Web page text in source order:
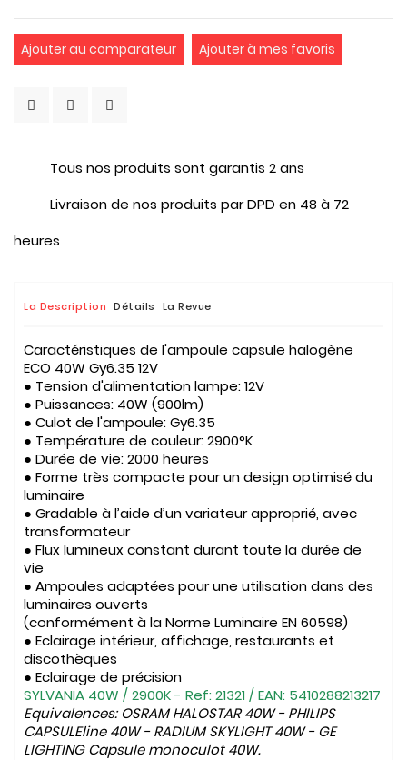
Ajouter au comparateur Ajouter à mes favoris
Tous nos produits sont garantis 2 ans
Livraison de nos produits par DPD en 48 à 72
heures
La Description Détails La Revue
Caractéristiques de l'ampoule capsule halogène
ECO 40W Gy6.35 12V
● Tension d'alimentation lampe: 12V
● Puissances: 40W (900lm)
● Culot de l'ampoule: Gy6.35
● Température de couleur: 2900°K
● Durée de vie: 2000 heures
● Forme très compacte pour un design optimisé du
luminaire
● Gradable à l’aide d’un variateur approprié, avec
transformateur
● Flux lumineux constant durant toute la durée de
vie
● Ampoules adaptées pour une utilisation dans des
luminaires ouverts
(conformément à la Norme Luminaire EN 60598)
● Eclairage intérieur, affichage, restaurants et
discothèques
● Eclairage de précision
SYLVANIA 40W / 2900K - Ref: 21321 / EAN: 5410288213217
Equivalences: OSRAM HALOSTAR 40W - PHILIPS
CAPSULEline 40W - RADIUM SKYLIGHT 40W - GE
LIGHTING Capsule monoculot 40W.